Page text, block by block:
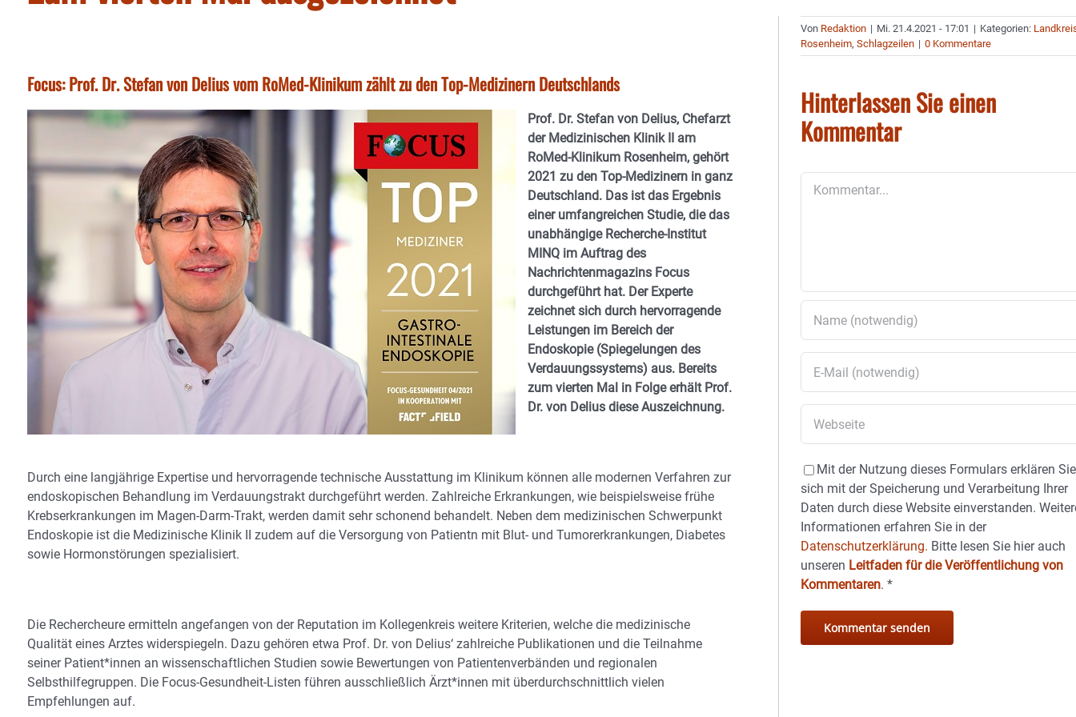
Focus: Prof. Dr. Stefan von Delius vom RoMed-Klinikum zählt zu den Top-Medizinern Deutschlands
Prof. Dr. Stefan von Delius, Chefarzt
der Medizinischen Klinik II am
RoMed-Klinikum Rosenheim, gehört
2021 zu den Top-Medizinern in ganz
Deutschland. Das ist das Ergebnis
einer umfangreichen Studie, die das
unabhängige Recherche-Institut
MINQ im Auftrag des
Nachrichtenmagazins Focus
durchgeführt hat. Der Experte
zeichnet sich durch hervorragende
Leistungen im Bereich der
Endoskopie (Spiegelungen des
Verdauungssystems) aus. Bereits
zum vierten Mal in Folge erhält Prof.
Dr. von Delius diese Auszeichnung.
Durch eine langjährige Expertise und hervorragende technische Ausstattung im Klinikum können alle modernen Verfahren zur
endoskopischen Behandlung im Verdauungstrakt durchgeführt werden. Zahlreiche Erkrankungen, wie beispielsweise frühe
Krebserkrankungen im Magen-Darm-Trakt, werden damit sehr schonend behandelt. Neben dem medizinischen Schwerpunkt
Endoskopie ist die Medizinische Klinik II zudem auf die Versorgung von Patientn mit Blut- und Tumorerkrankungen, Diabetes
sowie Hormonstörungen spezialisiert.
Die Rechercheure ermitteln angefangen von der Reputation im Kollegenkreis weitere Kriterien, welche die medizinische
Qualität eines Arztes widerspiegeln. Dazu gehören etwa Prof. Dr. von Delius‘ zahlreiche Publikationen und die Teilnahme
seiner Patient*innen an wissenschaftlichen Studien sowie Bewertungen von Patientenverbänden und regionalen
Selbsthilfegruppen. Die Focus-Gesundheit-Listen führen ausschließlich Ärzt*innen mit überdurchschnittlich vielen
Empfehlungen auf.
Von Redaktion | Mi. 21.4.2021 - 17:01 | Kategorien:
Rosenheim,Schlagzeilen | 0 Kommentare
Hinterlassen Sie einen
Kommentar
Mit der Nutzung dieses Formulars erklären Sie
sich mit der Speicherung und Verarbeitung Ihrer
Daten durch diese Website einverstanden.
Informationen erfahren Sie in der
Datenschutzerklärung. Bitte lesen Sie hier auch
unseren Leitfaden für die Veröffentlichung von
Kommentaren.*